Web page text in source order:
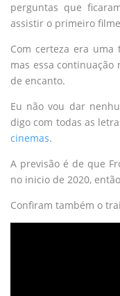
perguntas que
assistir o primeiro
Com certeza era
mas essa
de encanto.
Eu não vou dar
digo com todas as
cinemas.
A previsão é de que
no inicio de 2020,
Confiram também o